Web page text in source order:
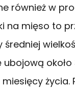
również w
na mięso to
średniej
około
życia.